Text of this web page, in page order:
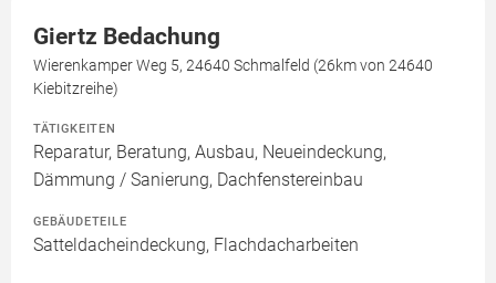
Giertz Bedachung
Wierenkamper Weg 5, 24640 Schmalfeld (26km von 24640
Kiebitzreihe)
TÄTIGKEITEN
Reparatur, Beratung, Ausbau, Neueindeckung,
Dämmung / Sanierung, Dachfenstereinbau
GEBÄUDETEILE
Satteldacheindeckung, Flachdacharbeiten